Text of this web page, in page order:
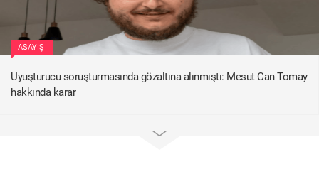
ASAYIŞ
Uyuşturucu soruşturmasında gözaltına alınmıştı: Mesut Can Tomay
hakkında karar